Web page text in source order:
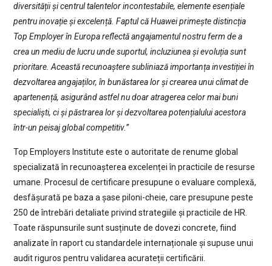
diversității și centrul talentelor incontestabile, elemente esențiale
pentru inovație și excelență. Faptul că Huawei primește distincția
Top Employer în Europa reflectă angajamentul nostru ferm de a
crea un mediu de lucru unde suportul, incluziunea și evoluția sunt
prioritare. Această recunoaștere subliniază importanța investiției în
dezvoltarea angajaților, în bunăstarea lor și crearea unui climat de
apartenență, asigurând astfel nu doar atragerea celor mai buni
specialiști, ci și păstrarea lor și dezvoltarea potențialului acestora
într-un peisaj global competitiv.”
Top Employers Institute este o autoritate de renume global
specializată în recunoașterea excelenței în practicile de resurse
umane. Procesul de certificare presupune o evaluare complexă,
desfășurată pe baza a șase piloni-cheie, care presupune peste
250 de întrebări detaliate privind strategiile și practicile de HR.
Toate răspunsurile sunt susținute de dovezi concrete, fiind
analizate în raport cu standardele internaționale și supuse unui
audit riguros pentru validarea acurateții certificării.